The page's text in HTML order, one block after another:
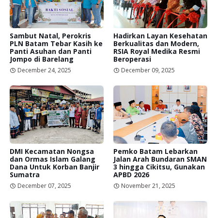
Sambut Natal, Perokris
PLN Batam Tebar Kasih ke
Panti Asuhan dan Panti
Jompo di Barelang
December 24, 2025
Hadirkan Layan Kesehatan
Berkualitas dan Modern,
RSIA Royal Medika Resmi
Beroperasi
December 09, 2025
DMI Kecamatan Nongsa
dan Ormas Islam Galang
Dana Untuk Korban Banjir
Sumatra
December 07, 2025
Pemko Batam Lebarkan
Jalan Arah Bundaran SMAN
3 hingga Cikitsu, Gunakan
APBD 2026
November 21, 2025